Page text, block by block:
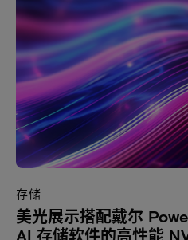
存储
美光展示搭配戴尔
AI 存储软件的高性能